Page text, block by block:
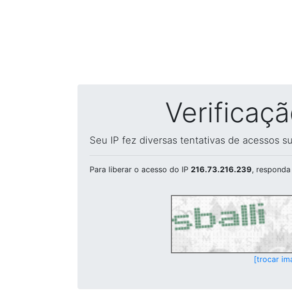
Seu IP fez diversas tentativas de acessos
Para liberar o acesso do IP 216.73.216.239,
[trocar